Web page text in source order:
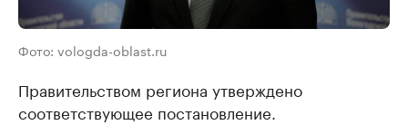
Фото: vologda-oblast.ru
Правительством региона утверждено
соответствующее постановление.